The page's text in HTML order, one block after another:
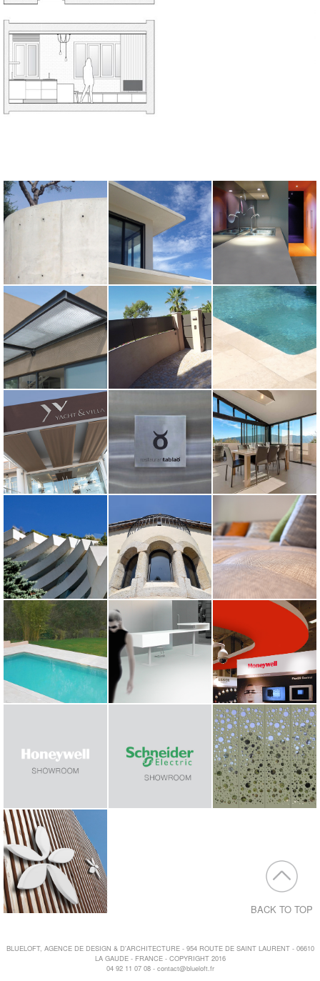
BLUELOFT, AGENCE DE DESIGN & D'ARCHITECTURE - 954 ROUTE DE SAINT LAURENT - 06610
LA GAUDE - FRANCE - COPYRIGHT 2016
04 92 11 07 08 - contact@blueloft.fr
BACK TO TOP